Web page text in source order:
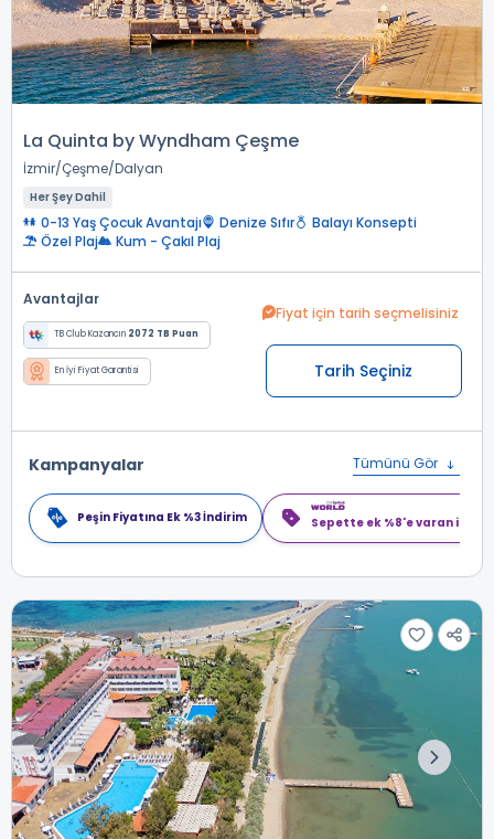
La Quinta by Wyndham Çeşme
İzmir Çeşme Dalyan
Her Şey Dahil
0-13 Yaş Çocuk Avantajı Denize Sıfır
Balayı Konsepti
Özel Plaj
Kum - Çakıl Plaj
Avantajlar
TB Club Kazancın 2072 TB Puan
En İyi Fiyat Garantisi
Fiyat için tarih seçmelisiniz
Tarih Seçiniz
Kampanyalar Tümünü Gör
Peşin Fiyatına Ek %3 İndirim Sepette ek %8'e varan